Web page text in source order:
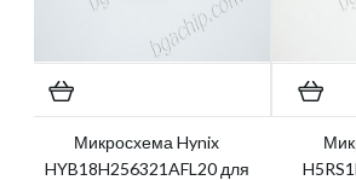
Микросхема Hynix
HYB18H256321AFL20 для